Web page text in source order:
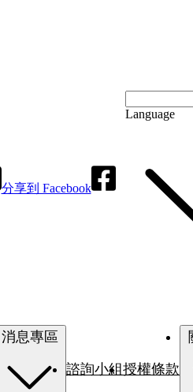
分享到 Facebook
Language
諮詢小組授權條款